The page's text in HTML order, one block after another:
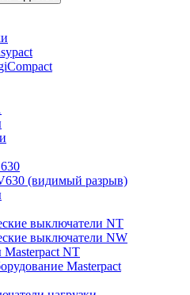
(видимый разрыв)
выключатели NT
выключатели NW
Masterpact NT
Masterpact